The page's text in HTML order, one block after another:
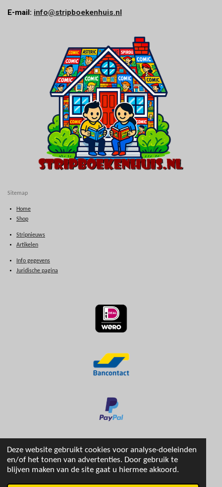
Deze website gebruikt cookies voor analyse-doeleinden
en/of het tonen van advertenties. Door gebruik te
blijven maken van de site gaat u hiermee akkoord.
E-mail: info@stripboekenhuis.nl
Sitemap
Home
Shop
Stripnieuws
Artikelen
Info gegevens
Juridische pagina